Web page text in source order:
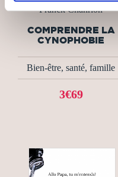
Franck Chanrion
COMPRENDRE LA
CYNOPHOBIE
Bien-être, santé, famille
3€69